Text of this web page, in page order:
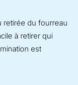
retirée du fourreau
à retirer qui
est